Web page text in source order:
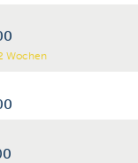
Wochen